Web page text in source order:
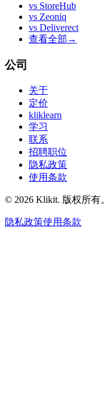
vs StoreHub
vs Zeoniq
vs Deliverect
查看全部 →
公司
关于
定价
kliklearn
学习
联系
招聘职位
隐私政策
使用条款
© 2026 Klikit. 版权所有。
隐私政策使用条款